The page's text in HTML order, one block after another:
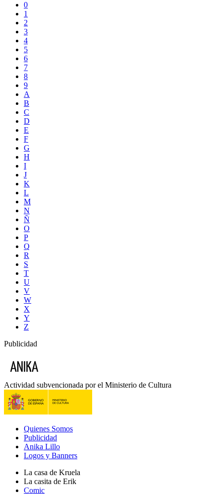
0
1
2
3
4
5
6
7
8
9
A
B
C
D
E
F
G
H
I
J
K
L
M
N
Ñ
O
P
Q
R
S
T
U
V
W
X
Y
Z
Publicidad
Actividad subvencionada por el Ministerio de Cultura
Quienes Somos
Publicidad
Anika Lillo
Logos y Banners
La casa de Kruela
La casita de Erik
Comic